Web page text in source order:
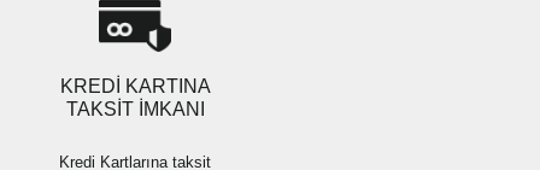
KREDİ KARTINA
TAKSİT İMKANI
Kredi Kartlarına taksit